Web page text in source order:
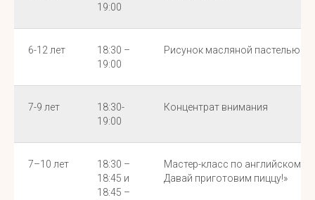
19:00
6-12 лет
18:30 –
19:00
Рисунок масляной пастелью
7-9 лет
18:30-
19:00
Концентрат внимания
7–10 лет
18:30 –
18:45 и
18:45 –
Мастер-класс по английскому
Давай приготовим пиццу!»